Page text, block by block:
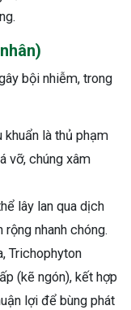
bội nhiễm, trong
khuẩn là thủ phạm
vỡ, chúng xâm
lây lan qua dịch
nhanh chóng.
Trichophyton
(kẽ ngón), kết hợp
lợi để bùng phát